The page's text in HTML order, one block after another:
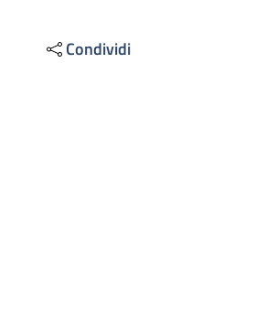
Condividi